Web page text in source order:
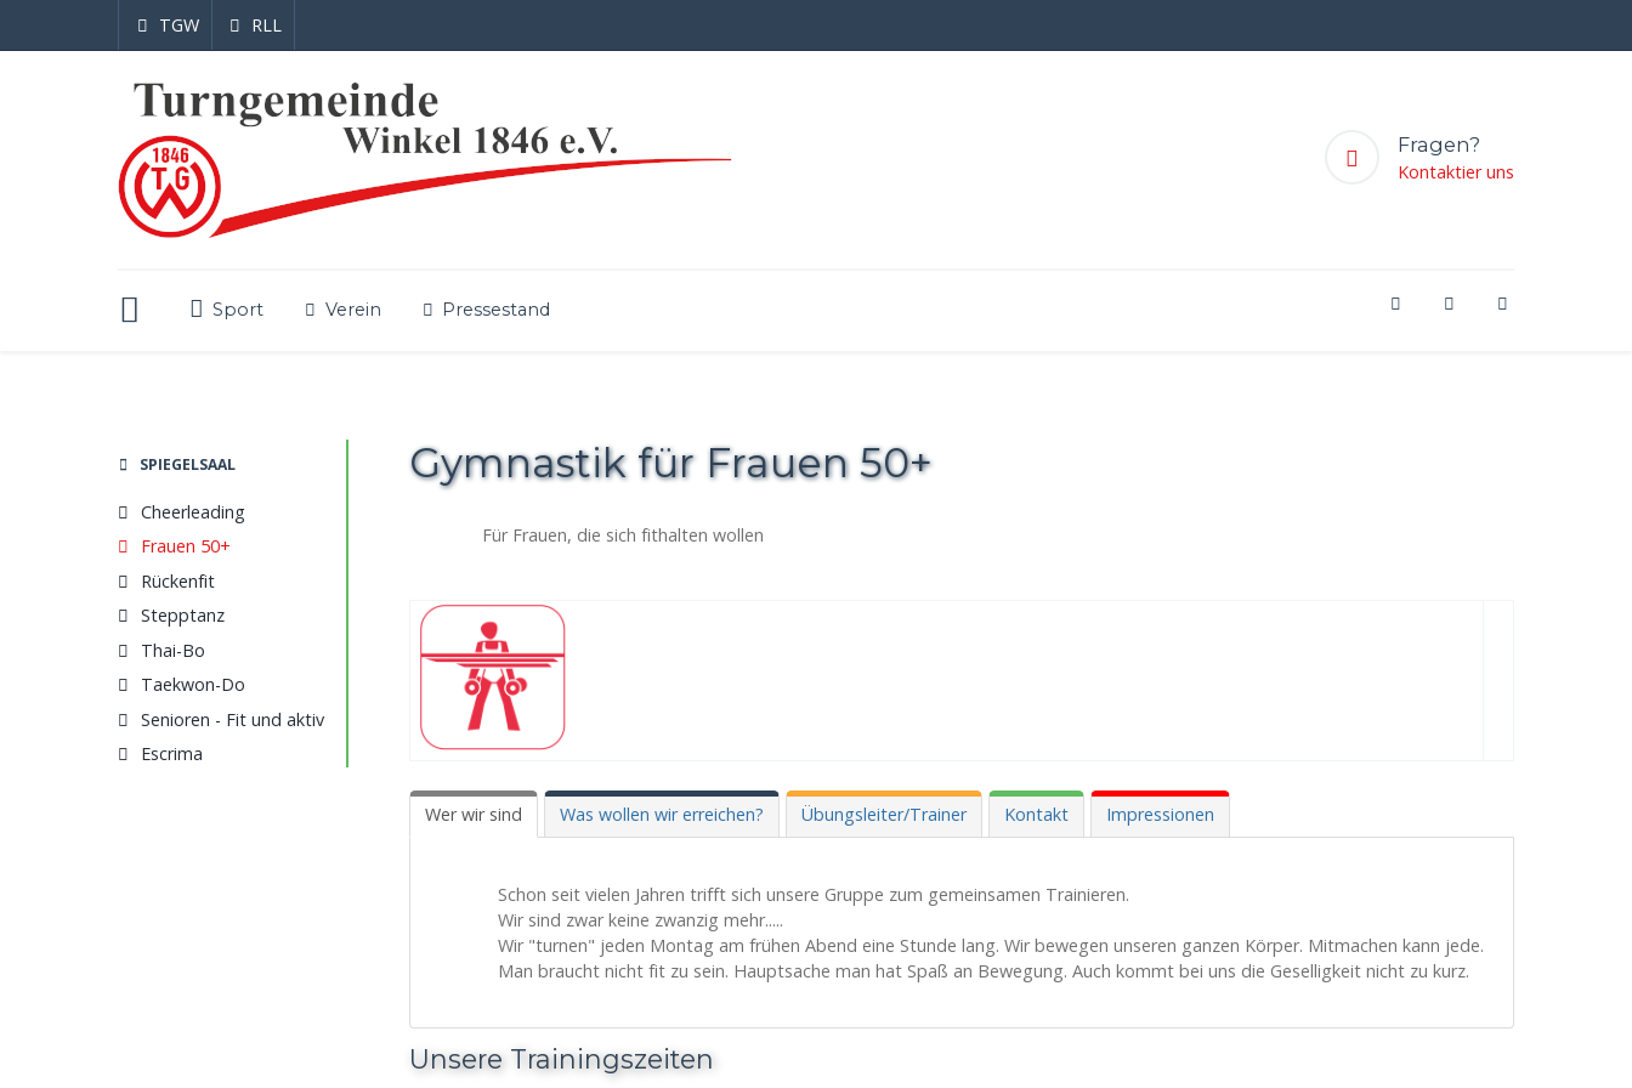
TGW RLL
Fragen?
Kontaktier uns
Sport Verein Pressestand
SPIEGELSAAL
Cheerleading
Frauen 50+
Rückenfit
Stepptanz
Thai-Bo
Taekwon-Do
Senioren - Fit und aktiv
Escrima
Gymnastik für Frauen 50+
Für Frauen, die sich fithalten wollen
Wer wir sind Was wollen wir erreichen? Übungsleiter/Trainer Kontakt Impressionen
Schon seit vielen Jahren trifft sich unsere Gruppe zum gemeinsamen Trainieren.
Wir sind zwar keine zwanzig mehr.....
Wir "turnen" jeden Montag am frühen Abend eine Stunde lang. Wir bewegen unseren ganzen Körper. Mitmachen kann jede.
Man braucht nicht fit zu sein. Hauptsache man hat Spaß an Bewegung. Auch kommt bei uns die Geselligkeit nicht zu kurz.
Unsere Trainingszeiten